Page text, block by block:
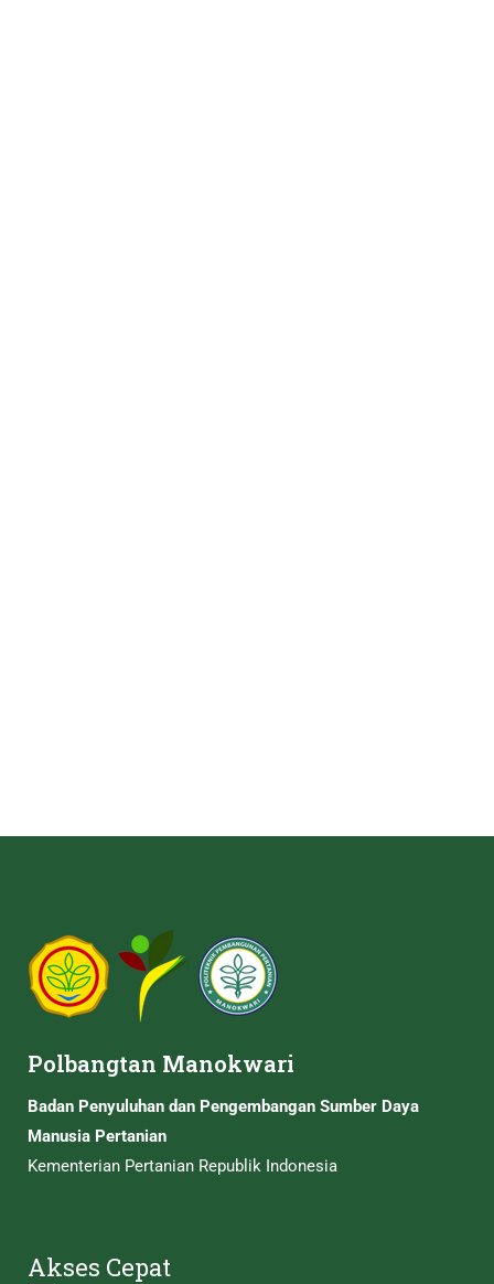
Polbangtan Manokwari
Badan Penyuluhan dan Pengembangan Sumber Daya
Manusia Pertanian
Kementerian Pertanian Republik Indonesia
Akses Cepat